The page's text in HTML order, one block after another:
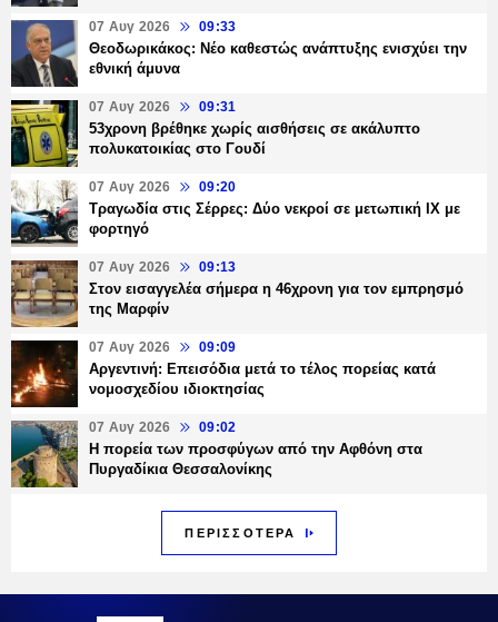
07 Αυγ 2026 09:33
Θεοδωρικάκος: Νέο καθεστώς ανάπτυξης ενισχύει την
εθνική άμυνα
07 Αυγ 2026 09:31
53χρονη βρέθηκε χωρίς αισθήσεις σε ακάλυπτο
πολυκατοικίας στο Γουδί
07 Αυγ 2026 09:20
Τραγωδία στις Σέρρες: Δύο νεκροί σε μετωπική ΙΧ με
φορτηγό
07 Αυγ 2026 09:13
Στον εισαγγελέα σήμερα η 46χρονη για τον εμπρησμό
της Μαρφίν
07 Αυγ 2026 09:09
Αργεντινή: Επεισόδια μετά το τέλος πορείας κατά
νομοσχεδίου ιδιοκτησίας
07 Αυγ 2026 09:02
Η πορεία των προσφύγων από την Αφθόνη στα
Πυργαδίκια Θεσσαλονίκης
ΠΕΡΙΣΣΟΤΕΡΑ